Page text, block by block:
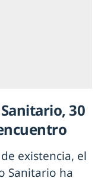
30
existencia, el
Sanitario ha